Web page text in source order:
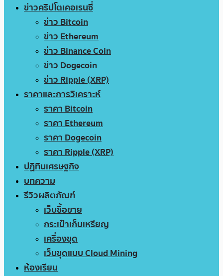
ข่าวคริปโตเคอเรนซี่
ข่าว Bitcoin
ข่าว Ethereum
ข่าว Binance Coin
ข่าว Dogecoin
ข่าว Ripple (XRP)
ราคาและการวิเคราะห์
ราคา Bitcoin
ราคา Ethereum
ราคา Dogecoin
ราคา Ripple (XRP)
ปฏิทินเศรษฐกิจ
บทความ
รีวิวผลิตภัณฑ์
เว็บซื้อขาย
กระเป๋าเก็บเหรียญ
เครื่องขุด
เว็บขุดแบบ Cloud Mining
ห้องเรียน